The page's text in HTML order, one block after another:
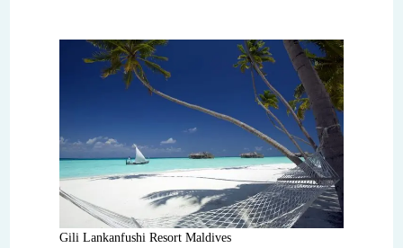
Gili Lankanfushi Resort Maldives